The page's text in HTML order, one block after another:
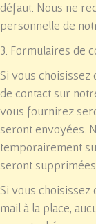
défaut. Nous ne
personnelle de
3. Formulaires de
Si vous
de contact sur
vous fournirez
seront envoyées.
temporairement
seront
Si vous
mail à la place,